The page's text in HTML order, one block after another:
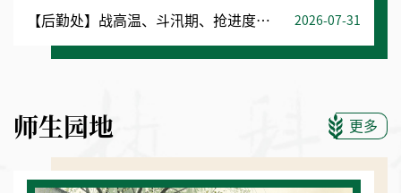
师生园地 更多
【后勤处】战高温、斗汛期、抢进度——每一滴汗水，只为等你归家 2026-07-31